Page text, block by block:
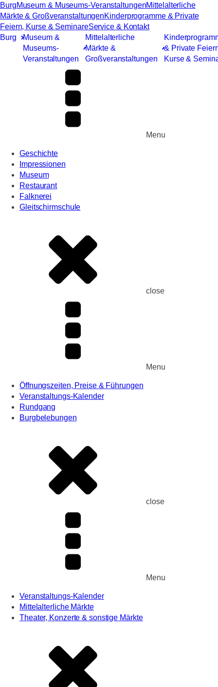
BurgMuseum & Museums-VeranstaltungenMittelalterliche
Märkte & GroßveranstaltungenKinderprogramme & Private
Feiern, Kurse & SeminareService & Kontakt
Burg
Museum &
Museums-
Veranstaltungen
Mittelalterliche
Märkte &
Großveranstaltungen
& Private
Kurse &
Menu
Geschichte
Impressionen
Museum
Restaurant
Falknerei
Gleitschirmschule
close
Menu
Öffnungszeiten, Preise & Führungen
Veranstaltungs-Kalender
Rundgang
Burgbelebungen
close
Menu
Veranstaltungs-Kalender
Mittelalterliche Märkte
Theater, Konzerte & sonstige Märkte